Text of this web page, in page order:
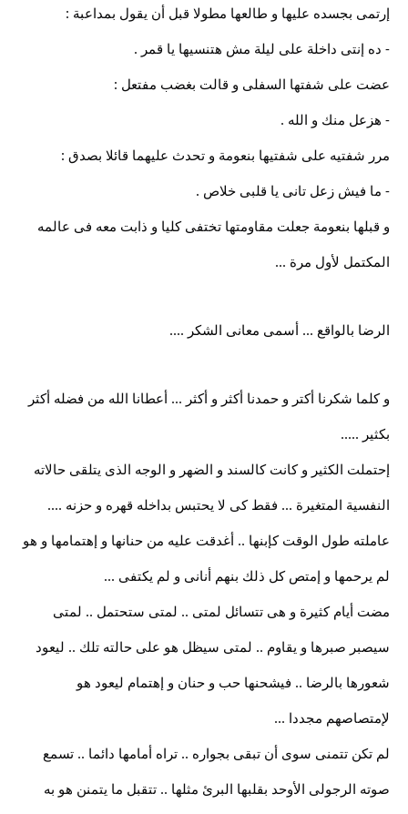
إرتمى بجسده عليها و طالعها مطولا قبل أن يقول بمداعبة :
- ده إنتى داخلة على ليلة مش هتنسيها يا قمر .
عضت على شفتها السفلى و قالت بغضب مفتعل :
- هزعل منك و الله .
مرر شفتيه على شفتيها بنعومة و تحدث عليهما قائلا بصدق :
- ما فيش زعل تانى يا قلبى خلاص .
و قبلها بنعومة جعلت مقاومتها تختفى كليا و ذابت معه فى عالمه
المكتمل لأول مرة ...
الرضا بالواقع ... أسمى معانى الشكر ....
و كلما شكرنا أكتر و حمدنا أكثر و أكثر ... أعطانا الله من فضله أكثر
بكثير .....
إحتملت الكثير و كانت كالسند و الضهر و الوجه الذى يتلقى حالاته
النفسية المتغيرة ... فقط كى لا يحتبس بداخله قهره و حزنه ....
عاملته طول الوقت كإبنها .. أغدقت عليه من حنانها و إهتمامها و هو
لم يرحمها و إمتص كل ذلك بنهم أنانى و لم يكتفى ...
مضت أيام كثيرة و هى تتسائل لمتى .. لمتى ستحتمل .. لمتى
سيصبر صبرها و يقاوم .. لمتى سيظل هو على حالته تلك .. ليعود
شعورها بالرضا .. فيشحنها حب و حنان و إهتمام ليعود هو
لإمتصاصهم مجددا ...
لم تكن تتمنى سوى أن تبقى بجواره .. تراه أمامها دائما .. تسمع
صوته الرجولى الأوحد بقلبها البرئ مثلها .. تتقبل ما يتمنن هو به